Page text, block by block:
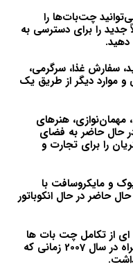
چت‌بات‌ها را
جدید را برای دسترسی به
دهید.
سفارش غذا، سرگرمی،
و موارد دیگر از طریق یک
مهمان‌نوازی، هنرهای
در حال حاضر به فضای
را برای تجارت و
و مایکروسافت با
حاضر در حال انکوباتور
ای از تکامل چت بات ها
هستیم که در آن برنامه های تلفن همراه در سال 2007 زمانی که